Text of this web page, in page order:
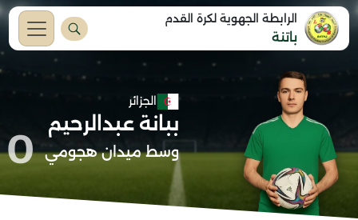
الرابطة الجهوية لكرة القدم
باتنة
الجزائر
ببانة عبدالرحيم
وسط ميدان هجومي 0